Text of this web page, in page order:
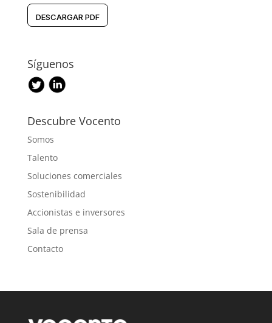
DESCARGAR PDF
Síguenos
Descubre Vocento
Somos
Talento
Soluciones comerciales
Sostenibilidad
Accionistas e inversores
Sala de prensa
Contacto